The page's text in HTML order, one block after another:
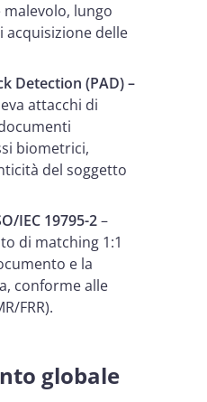
lungo
delle
Detection (PAD) –
attacchi di
biometrici,
del soggetto
IEC 19795-2–
di matching 1:1
e la
conforme alle
FRR).
globale